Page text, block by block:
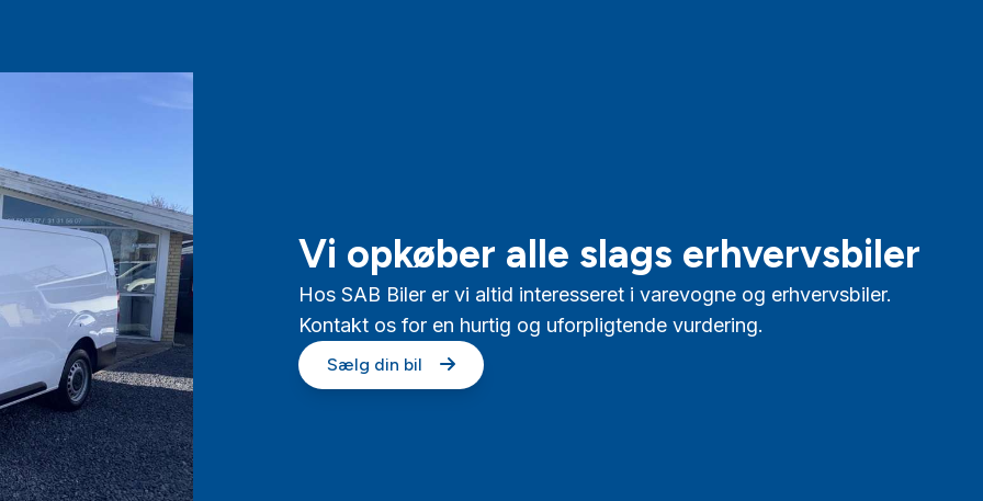
Vi opkøber alle slags erhvervsbiler
Hos SAB Biler er vi altid interesseret i varevogne og erhvervsbiler.
Kontakt os for en hurtig og uforpligtende vurdering.
Sælg din bil